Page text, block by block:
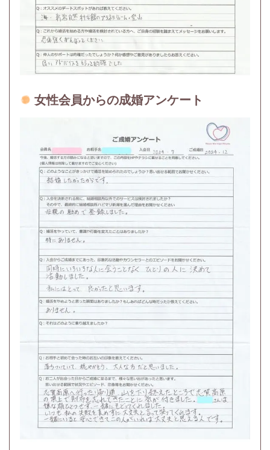
女性会員からの成婚アンケート